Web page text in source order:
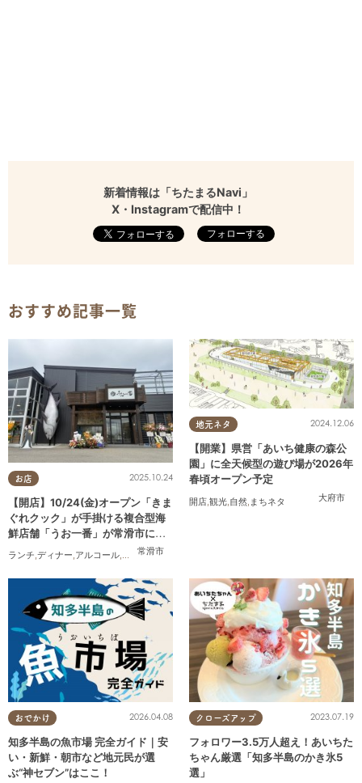
新着情報は「ちたまるNavi」
X・Instagramで配信中！
フォローする
おすすめ記事一覧
お店
常滑市
2025.10.24
【開店】10/24(金)オープン「きま
ぐれクック」が手掛ける複合型海
鮮店舗「うお一番」が常滑市に誕
ランチ,ディナー,アルコール,開店,まちネタ
地元ネタ
大府市
2024.12.06
【開業】県営「あいち健康の森公
園」に全天候型の遊び場が2026年
春頃オープン予定
開店,観光,自然, まちネタ
おでかけ 2026.04.08
知多半島の魚市場 完全ガイド｜安
い・新鮮・朝市など地元民が選
ぶ“神セブン”はここ！
クローズアップ 2023.07.19
フォロワー3.5万人超え！あいちた
ちゃん厳選「知多半島のかき氷5
選」